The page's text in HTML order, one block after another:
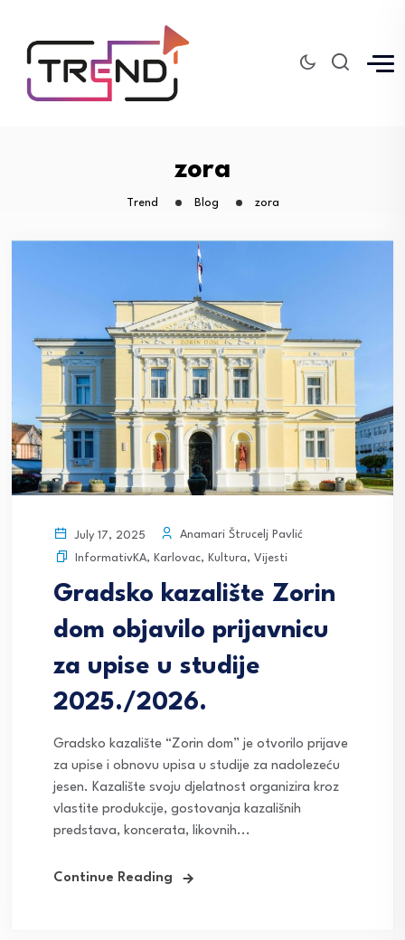
zora
Trend Blog zora
July 17, 2025
Anamari Štrucelj Pavlić
InformativKA, Karlovac, Kultura, Vijesti
Gradsko kazalište Zorin
dom objavilo prijavnicu
za upise u studije
2025./2026.
Gradsko kazalište “Zorin dom” je otvorilo prijave
za upise i obnovu upisa u studije za nadolezeću
jesen. Kazalište svoju djelatnost organizira kroz
vlastite produkcije, gostovanja kazališnih
predstava, koncerata, likovnih...
Continue Reading